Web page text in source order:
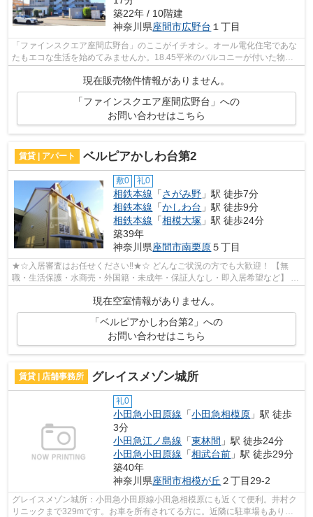
築22年 / 10階建
神奈川県座間市広野台 １丁目
「ファインスクエア座間広野台」のここがイチオシ。オール電化住宅であな
たもエコな生活を始めてみませんか。18.45平米のバルコニーが付いた物件
現在販売物件情報がありません。
「ファインスクエア座間広野台」への
お問い合わせはこちら
賃貸 | アパート ベルピアかしわ台第2
敷0 礼0
相鉄本線 「さがみ野 」駅 徒歩7分
相鉄本線 「かしわ台 」駅 徒歩9分
相鉄本線 「相模大塚 」駅 徒歩24分
築39年
神奈川県座間市南栗原５丁目
★☆入居審査はお任せください‼★☆ どんなご状況の方でも大歓迎！ 【無
職・生活保護・水商売・外国籍・未成年・保証人なし・即入居希望など】 ネ
現在空室情報がありません。
「ベルピアかしわ台第2」への
お問い合わせはこちら
賃貸 | 店舗事務所 グレイスメゾン城所
礼0
小田急小田原線 「小田急相模原 」駅 徒歩
3分
小田急江ノ島線 「東林間 」駅 徒歩24分
小田急小田原線 「相武台前 」駅 徒歩29分
築40年
神奈川県座間市相模が丘 ２丁目29-2
グレイスメゾン城所：小田急小田原線小田急相模原にも近くて便利。井村ク
リニックまで329mです。お車を所有されてる方に。近隣に駐車場もありま